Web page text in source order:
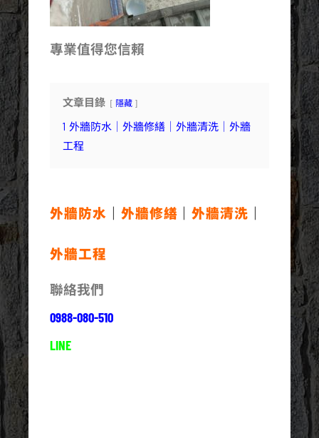
專業值得您信賴
文章目錄 隱藏
1 外牆防水｜外牆修繕｜外牆清洗｜外牆
工程
外牆防水 外牆修繕 ｜外牆清洗
外牆工程
聯絡我們
0988-080-510
LINE